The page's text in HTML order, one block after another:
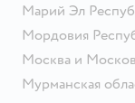
Марий Эл
Мордовия
Москва и
Мурманская